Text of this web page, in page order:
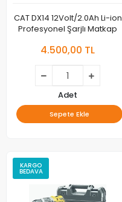
CAT DX14 12Volt/2.0Ah Li-ion
Profesyonel Şarjlı Matkap
4.500,00 TL
Adet
Sepete Ekle
KARGO
BEDAVA